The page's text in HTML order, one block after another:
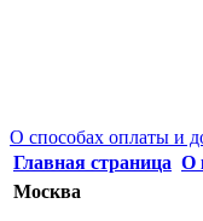
О способах оплаты и
Главная страница О
Москва